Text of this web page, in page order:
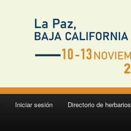
Iniciar sesión Directorio de herbarios